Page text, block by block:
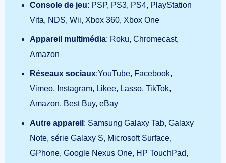
Console de jeu: PSP, PS3, PS4, PlayStation
Vita, NDS, Wii, Xbox 360, Xbox One
Appareil multimédia: Roku, Chromecast,
Amazon
Réseaux sociaux:YouTube, Facebook,
Vimeo, Instagram, Likee, Lasso, TikTok,
Amazon, Best Buy, eBay
Autre appareil : Samsung Galaxy Tab, Galaxy
Note, série Galaxy S, Microsoft Surface,
GPhone, Google Nexus One, HP TouchPad,